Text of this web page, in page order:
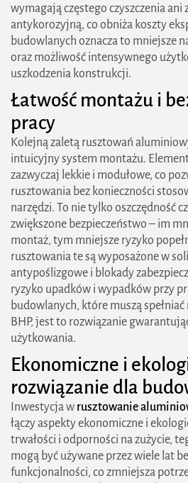
2026 zielonestrefy.pl
zastrzeżone. Treści
chronione prawem
wymagają częstego czyszczenia ani
antykorozyjną, co obniża koszty
budowlanych oznacza to mniejsze
oraz możliwość intensywnego
uszkodzenia konstrukcji.
Łatwość montażu i
pracy
Kolejną zaletą rusztowań
intuicyjny system montażu.
zazwyczaj lekkie i modułowe, co
rusztowania bez konieczności
narzędzi. To nie tylko oszczędność
zwiększone bezpieczeństwo – im
montaż, tym mniejsze ryzyko
rusztowania te są wyposażone w
antypoślizgowe i blokady
ryzyko upadków i wypadków przy
budowlanych, które muszą
BHP, jest to rozwiązanie
użytkowania.
Ekonomiczne i
rozwiązanie dla
Inwestycja w rusztowanie
łączy aspekty ekonomiczne i
trwałości i odporności na zużycie,
mogą być używane przez wiele lat
funkcjonalności, co zmniejsza